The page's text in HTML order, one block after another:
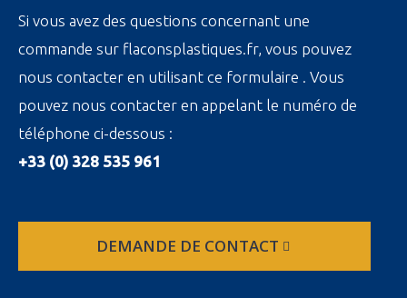
Si vous avez des questions concernant une
commande sur flaconsplastiques.fr, vous pouvez
nous contacter en utilisant ce formulaire . Vous
pouvez nous contacter en appelant le numéro de
téléphone ci-dessous :
+33 (0) 328 535 961
DEMANDE DE CONTACT